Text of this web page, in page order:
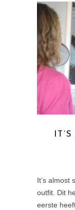
It’s almost
outfit. Dit
eerste